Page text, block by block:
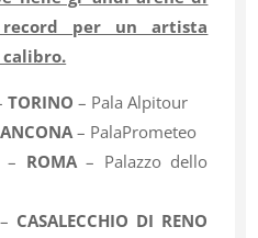
per un artista
calibro.
TORINO– Pala Alpitour
ANCONA– PalaPrometeo
– ROMA– Palazzo dello
CASALECCHIO DI RENO